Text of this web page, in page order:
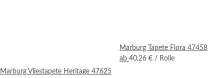
Marburg Vliestapete Heritage 47625
Marburg Tapete Flora 47458
ab 40,26 € / Rolle